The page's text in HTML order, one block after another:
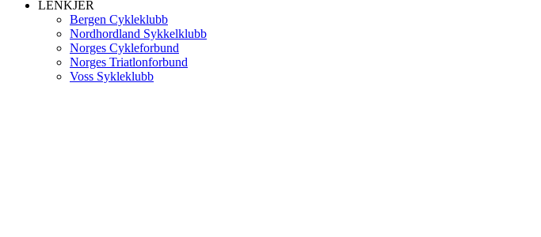
LENKJER
Bergen Cykleklubb
Nordhordland Sykkelklubb
Norges Cykleforbund
Norges Triatlonforbund
Voss Sykleklubb